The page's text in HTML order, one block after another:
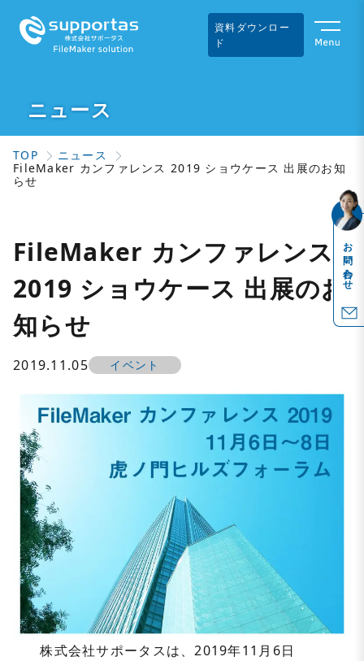
資料ダウンロー
ド
お問い合わせ
ニュース
TOP
ニュース
FileMaker カンファレンス 2019 ショウケース 出展のお知
らせ
FileMaker カンファレンス
2019 ショウケース 出展のお
知らせ
2019.11.05 イベント
株式会社サポータスは、2019年11月6日